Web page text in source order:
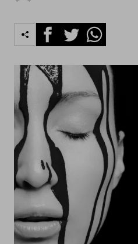
FacebookTwitterWhatsapp